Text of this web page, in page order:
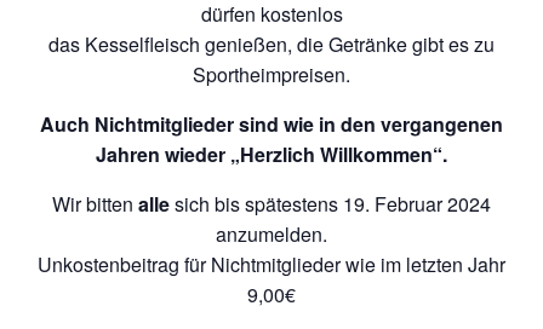
dürfen kostenlos
das Kesselfleisch genießen, die Getränke gibt es zu
Sportheimpreisen.
Auch Nichtmitglieder sind wie in den vergangenen
Jahren wieder „Herzlich Willkommen“.
Wir bitten allesich bis spätestens 19. Februar 2024
anzumelden.
Unkostenbeitrag für Nichtmitglieder wie im letzten Jahr
9,00€